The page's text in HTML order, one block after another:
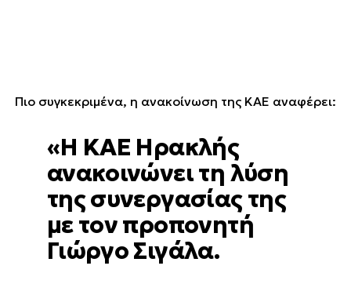
Πιο συγκεκριμένα, η ανακοίνωση της ΚΑΕ αναφέρει:
«Η ΚΑΕ Ηρακλής
ανακοινώνει τη λύση
της συνεργασίας της
με τον προπονητή
Γιώργο Σιγάλα.